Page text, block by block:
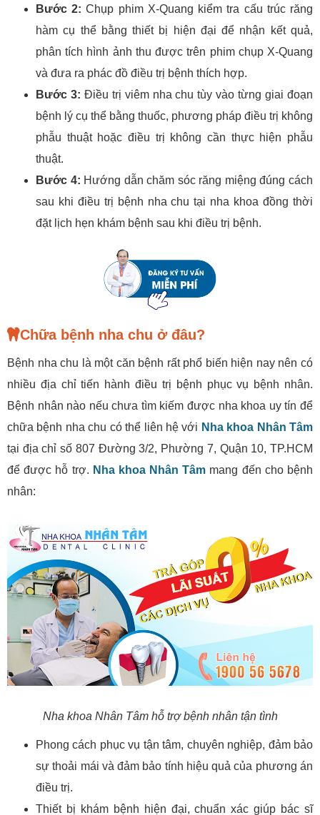
Bước 2: Chụp phim X-Quang kiểm tra cấu trúc răng
hàm cụ thể bằng thiết bị hiện đại để nhận kết quả,
phân tích hình ảnh thu được trên phim chụp X-Quang
và đưa ra phác đồ điều trị bệnh thích hợp.
Bước 3: Điều trị viêm nha chu tùy vào từng giai đoạn
bệnh lý cụ thể bằng thuốc, phương pháp điều trị không
phẫu thuật hoặc điều trị không cần thực hiện phẫu
thuật.
Bước 4: Hướng dẫn chăm sóc răng miệng đúng cách
sau khi điều trị bệnh nha chu tại nha khoa đồng thời
đặt lịch hẹn khám bệnh sau khi điều trị bệnh.
Chữa bệnh nha chu ở đâu?
Bệnh nha chu là một căn bệnh rất phổ biến hiện nay nên có
nhiều địa chỉ tiến hành điều trị bệnh phục vụ bệnh nhân.
Bệnh nhân nào nếu chưa tìm kiếm được nha khoa uy tín để
chữa bệnh nha chu có thể liên hệ với Nha khoa Nhân Tâm
tại địa chỉ số 807 Đường 3/2, Phường 7, Quận 10, TP.HCM
để được hỗ trợ. Nha khoa Nhân Tâm mang đến cho bệnh
nhân:
Nha khoa Nhân Tâm hỗ trợ bệnh nhân tận tình
Phong cách phục vụ tận tâm, chuyên nghiệp, đảm bảo
sự thoải mái và đảm bảo tính hiệu quả của phương án
điều trị.
Thiết bị khám bệnh hiện đại, chuẩn xác giúp bác sĩ